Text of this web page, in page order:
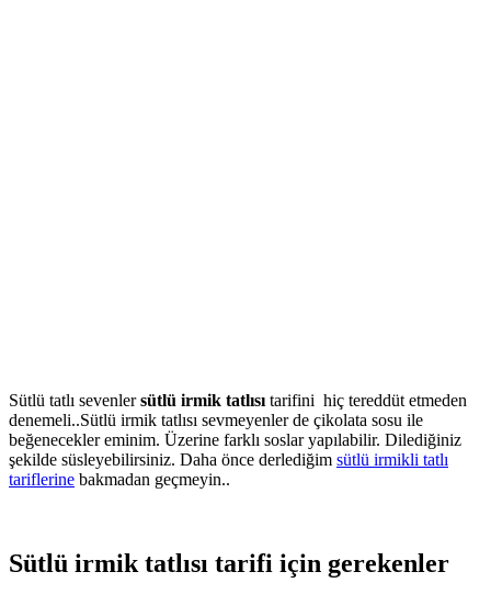
Sütlü tatlı sevenlersütlü irmik tatlısı tarifini hiç tereddüt etmeden
denemeli..Sütlü irmik tatlısı sevmeyenler de çikolata sosu ile
beğenecekler eminim. Üzerine farklı soslar yapılabilir. Dilediğiniz
şekilde süsleyebilirsiniz. Daha önce derlediğim sütlü irmikli tatlı
tariflerine bakmadan geçmeyin..
Sütlü irmik tatlısı tarifi için gerekenler